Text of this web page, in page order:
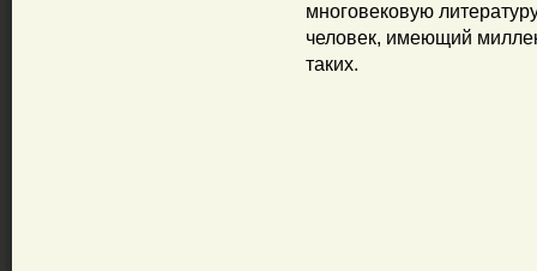
многовековую
человек, имеющий
таких.